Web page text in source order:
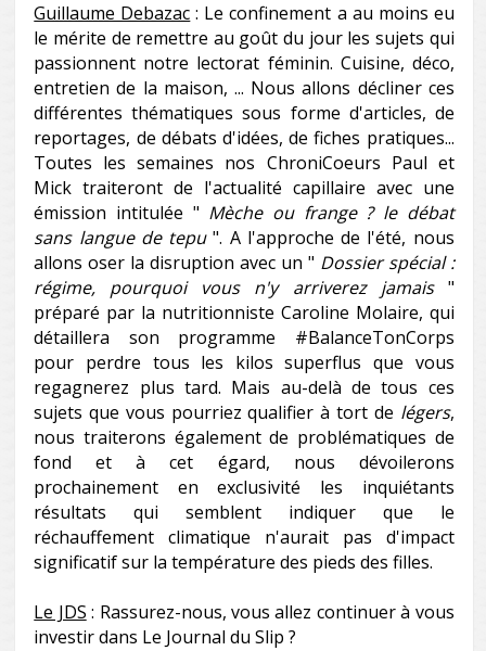
Guillaume Debazac : Le confinement a au moins eu
le mérite de remettre au goût du jour les sujets qui
passionnent notre lectorat féminin. Cuisine, déco,
entretien de la maison, ... Nous allons décliner ces
différentes thématiques sous forme d'articles, de
reportages, de débats d'idées, de fiches pratiques...
Toutes les semaines nos ChroniCoeurs Paul et
Mick traiteront de l'actualité capillaire avec une
émission intitulée " Mèche ou frange ? le débat
sans langue de tepu". A l'approche de l'été, nous
allons oser la disruption avec un " Dossier spécial :
régime, pourquoi vous n'y arriverez jamais"
préparé par la nutritionniste Caroline Molaire, qui
détaillera son programme #BalanceTonCorps
pour perdre tous les kilos superflus que vous
regagnerez plus tard. Mais au-delà de tous ces
sujets que vous pourriez qualifier à tort de légers,
nous traiterons également de problématiques de
fond et à cet égard, nous dévoilerons
prochainement en exclusivité les inquiétants
résultats qui semblent indiquer que le
réchauffement climatique n'aurait pas d'impact
significatif sur la température des pieds des filles.
Le JDS : Rassurez-nous, vous allez continuer à vous
investir dans Le Journal du Slip ?